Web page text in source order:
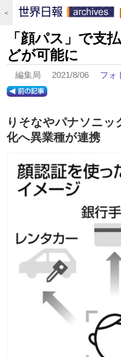
＜
「顔パス」で支
どが可能に
編集局 2021/8/06 フォ
りそなやパナソニッ
化へ異業種が連携